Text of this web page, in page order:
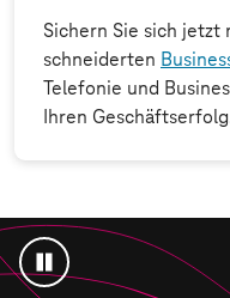
Sichern Sie sich
schneiderten
Telefonie und
Ihren
Animation